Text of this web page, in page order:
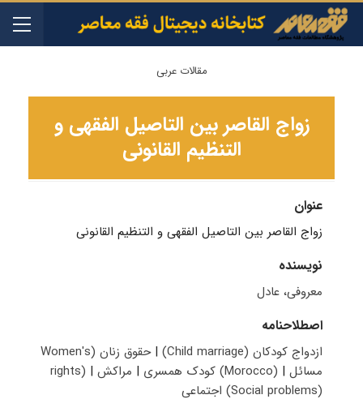
مقالات عربی
زواج القاصر بين التاصيل الفقهی و
التنظيم القانونی
عنوان
زواج القاصر بين التاصيل الفقهی و التنظيم القانونی
نویسنده
معروفی، عادل
اصطلاحنامه
ازدواج کودکان (Child marriage) |
حقوق زنان (‪Women's
rights) | کودک همسری | مراکش (Morocco) | مسائل
اجتماعی (Social problems)